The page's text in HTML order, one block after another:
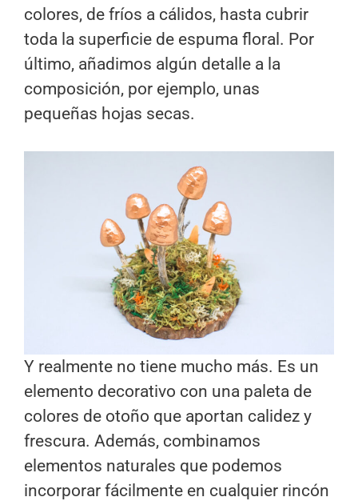
colores, de fríos a cálidos, hasta cubrir
toda la superficie de espuma floral. Por
último, añadimos algún detalle a la
composición, por ejemplo, unas
pequeñas hojas secas.
Y realmente no tiene mucho más. Es un
elemento decorativo con una paleta de
colores de otoño que aportan calidez y
frescura. Además, combinamos
elementos naturales que podemos
incorporar fácilmente en cualquier rincón